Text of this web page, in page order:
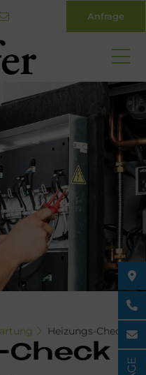
Anfrage
Heizungs-Check
Check